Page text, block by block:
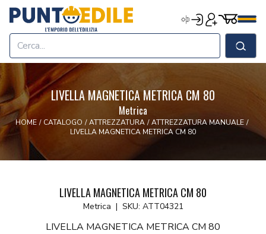
Edilizia Punto EdileAccediRegistrati
Cerca
Home
Chi Siamo
Termini & Condizioni
Contatti
LIVELLA MAGNETICA METRICA CM 80
Metrica
HOME / CATALOGO / ATTREZZATURA / ATTREZZATURA MANUALE /
LIVELLA MAGNETICA METRICA CM 80
LIVELLA MAGNETICA METRICA CM 80
Metrica | SKU: ATT04321
LIVELLA MAGNETICA METRICA CM 80